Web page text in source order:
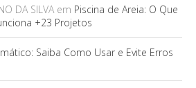
DA SILVAem Piscina de Areia: O Que
+23 Projetos
Saiba Como Usar e Evite Erros